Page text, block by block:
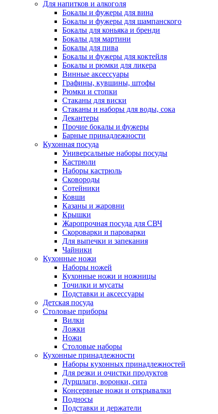
Для напитков и алкоголя
Бокалы и фужеры для вина
Бокалы и фужеры для шампанского
Бокалы для коньяка и бренди
Бокалы для мартини
Бокалы для пива
Бокалы и фужеры для коктейля
Бокалы и рюмки для ликера
Винные аксессуары
Графины, кувшины, штофы
Рюмки и стопки
Стаканы для виски
Стаканы и наборы для воды, сока
Декантеры
Прочие бокалы и фужеры
Барные принадлежности
Кухонная посуда
Универсальные наборы посуды
Кастрюли
Наборы кастрюль
Сковороды
Сотейники
Ковши
Казаны и жаровни
Крышки
Жаропрочная посуда для СВЧ
Скороварки и пароварки
Для выпечки и запекания
Чайники
Кухонные ножи
Наборы ножей
Кухонные ножи и ножницы
Точилки и мусаты
Подставки и аксессуары
Детская посуда
Столовые приборы
Вилки
Ложки
Ножи
Столовые наборы
Кухонные принадлежности
Наборы кухонных принадлежностей
Для резки и очистки продуктов
Дуршлаги, воронки, сита
Консервные ножи и открывалки
Подносы
Подставки и держатели